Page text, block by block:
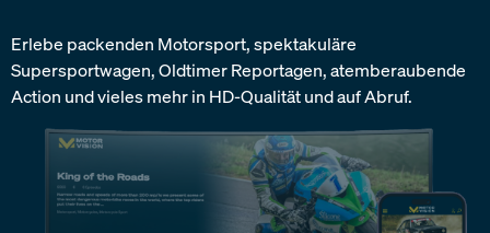
Erlebe packenden Motorsport, spektakuläre
Supersportwagen, Oldtimer Reportagen, atemberaubende
Action und vieles mehr in HD-Qualität und auf Abruf.